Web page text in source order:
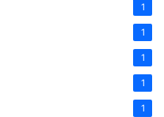
1
1
1
1
1